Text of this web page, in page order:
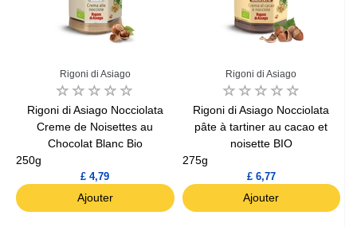
Rigoni di Asiago
Rigoni di Asiago Nocciolata
Creme de Noisettes au
Chocolat Blanc Bio
250g
£ 4,79
Ajouter
Rigoni di Asiago
Rigoni di Asiago Nocciolata
pâte à tartiner au cacao et
noisette BIO
275g
£ 6,77
Ajouter